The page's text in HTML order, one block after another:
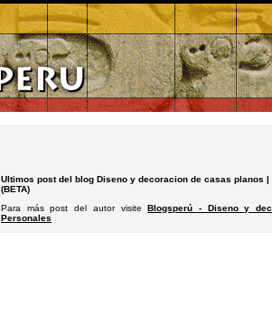
Ultimos post del blog Diseno y decoracion de casas planos |
(BETA)
Para más post del autor visiteBlogsperú - Diseno y
Personales